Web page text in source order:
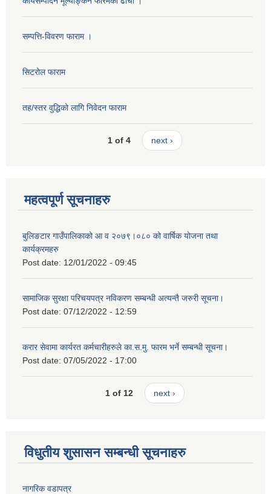
सम्पत्ति-विवरण फाराम ।
सिटरोल फाराम
तह/स्तर वुद्धिको लागि निवेदन फाराम
1 of 4 next ›
महत्वपूर्ण सूचनाहरु
बुलिङटार गाउँपालिकाको आ व २०७९।०८० को वार्षिक योजना तथा
कार्यक्रमहरु
Post date: 12/01/2022 - 09:45
सामाजिक सुरक्षा परिचयपत्र नविकरण सम्बन्धी अत्यन्तै जरुरी सूचना।
Post date: 07/12/2022 - 12:59
करार सेवामा कार्यरत कर्मचारीहरुले का.स.मु. फारम भर्ने सम्बन्धी सूचना।
Post date: 07/05/2022 - 17:00
1 of 12 next ›
विधुतीय शुसासन सम्बन्धी सूचनाहरु
नागरिक वडापत्र